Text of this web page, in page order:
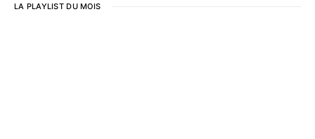
LA PLAYLIST DU MOIS